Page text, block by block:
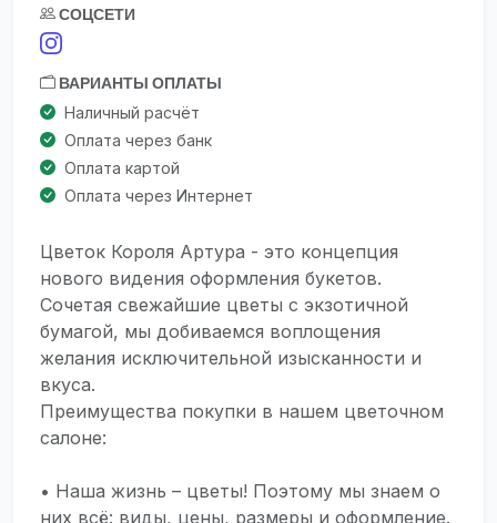
СОЦСЕТИ
ВАРИАНТЫ ОПЛАТЫ
Наличный расчёт
Оплата через банк
Оплата картой
Оплата через Интернет
Цветок Короля Артура - это концепция
нового видения оформления букетов.
Сочетая свежайшие цветы с экзотичной
бумагой, мы добиваемся воплощения
желания исключительной изысканности и
вкуса.
Преимущества покупки в нашем цветочном
салоне:
• Наша жизнь – цветы! Поэтому мы знаем о
них всё: виды, цены, размеры и оформление.